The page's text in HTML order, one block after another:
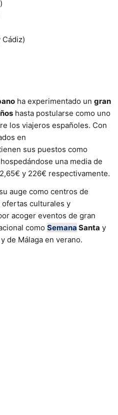
Cádiz)
ha experimentado un gran
hasta postularse como uno
los viajeros españoles. Con
en
sus puestos como
una media de
y 226€ respectivamente.
auge como centros de
ofertas culturales y
acoger eventos de gran
como Semana Santa y
de Málaga en verano.